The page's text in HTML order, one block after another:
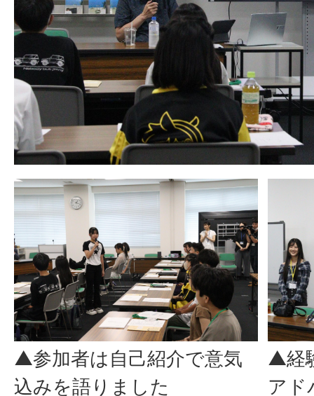
▲参加者は自己紹介で意気
込みを語りました
▲経
アド